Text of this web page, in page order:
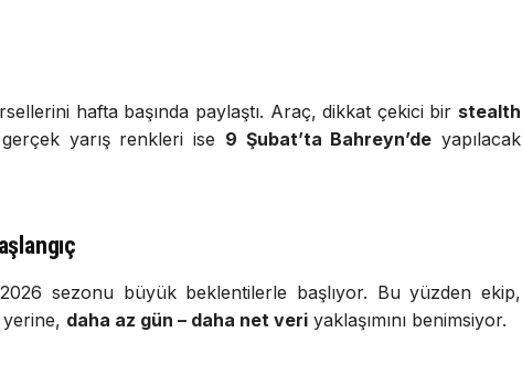
hafta başında paylaştı. Araç, dikkat çekici bir stealth
gerçek yarış renkleri ise 9 Şubat’ta Bahreyn’de yapılacak
sezonu büyük beklentilerle başlıyor. Bu yüzden ekip,
yerine, daha az gün – daha net veri yaklaşımını benimsiyor.